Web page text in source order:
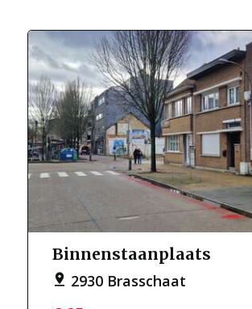
Binnenstaanplaats
2930 Brasschaat